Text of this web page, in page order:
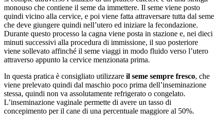
monouso che contiene il seme da immettere. Il seme viene posto
quindi vicino alla cervice, e poi viene fatta attraversare tutta dal seme
che deve giungere quindi nell’utero ed iniziare la fecondazione.
Durante questo processo la cagna viene posta in stazione e, nei dieci
minuti successivi alla procedura di immissione, il suo posteriore
viene sollevato affinché il seme viaggi in modo fluido verso l’utero
attraverso appunto la cervice menzionata prima.
In questa pratica è consigliato utilizzare il seme sempre fresco, che
viene prelevato quindi dal maschio poco prima dell’inseminazione
stessa, quindi non va assolutamente refrigerato o congelato.
L’inseminazione vaginale permette di avere un tasso di
concepimento per il cane di una percentuale maggiore al 50%.